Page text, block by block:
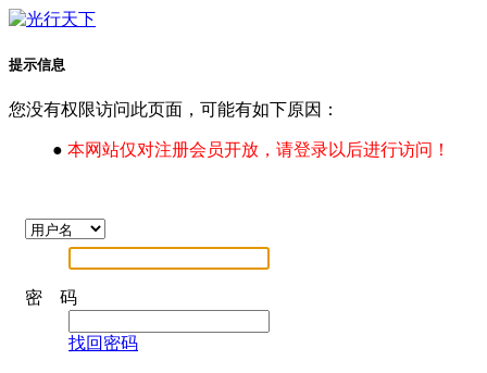
提示信息
您没有权限访问此页面，可能有如下原因：
● 本网站仅对注册会员开放，请登录以后进行访问！
密 码
找回密码